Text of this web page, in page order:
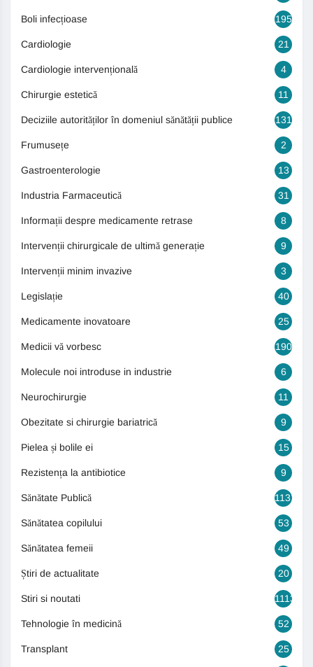
Boli infecțioase 195
Cardiologie 21
Cardiologie intervențională 4
Chirurgie estetică 11
Deciziile autorităților în domeniul sănătății publice 131
Frumusețe 2
Gastroenterologie 13
Industria Farmaceutică 31
Informații despre medicamente retrase 8
Intervenții chirurgicale de ultimă generație 9
Intervenții minim invazive 3
Legislație 40
Medicamente inovatoare 25
Medicii vă vorbesc 190
Molecule noi introduse in industrie 6
Neurochirurgie 11
Obezitate si chirurgie bariatrică 9
Pielea și bolile ei 15
Rezistența la antibiotice 9
Sănătate Publică 1131
Sănătatea copilului 53
Sănătatea femeii 49
Știri de actualitate 20
Stiri si noutati 1113
Tehnologie în medicină 52
Transplant 25